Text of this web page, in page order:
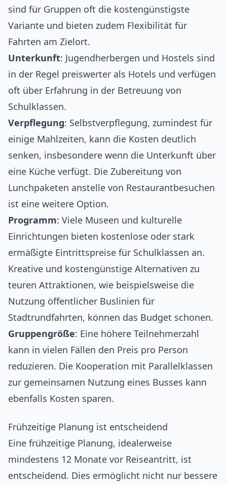
sind für Gruppen oft die kostengünstigste
Variante und bieten zudem Flexibilität für
Fahrten am Zielort.
Unterkunft: Jugendherbergen und Hostels sind
in der Regel preiswerter als Hotels und verfügen
oft über Erfahrung in der Betreuung von
Schulklassen.
Verpflegung: Selbstverpflegung, zumindest für
einige Mahlzeiten, kann die Kosten deutlich
senken, insbesondere wenn die Unterkunft über
eine Küche verfügt. Die Zubereitung von
Lunchpaketen anstelle von Restaurantbesuchen
ist eine weitere Option.
Programm: Viele Museen und kulturelle
Einrichtungen bieten kostenlose oder stark
ermäßigte Eintrittspreise für Schulklassen an.
Kreative und kostengünstige Alternativen zu
teuren Attraktionen, wie beispielsweise die
Nutzung öffentlicher Buslinien für
Stadtrundfahrten, können das Budget schonen.
Gruppengröße: Eine höhere Teilnehmerzahl
kann in vielen Fällen den Preis pro Person
reduzieren. Die Kooperation mit Parallelklassen
zur gemeinsamen Nutzung eines Busses kann
ebenfalls Kosten sparen.
Frühzeitige Planung ist entscheidend
Eine frühzeitige Planung, idealerweise
mindestens 12 Monate vor Reiseantritt, ist
entscheidend. Dies ermöglicht nicht nur bessere